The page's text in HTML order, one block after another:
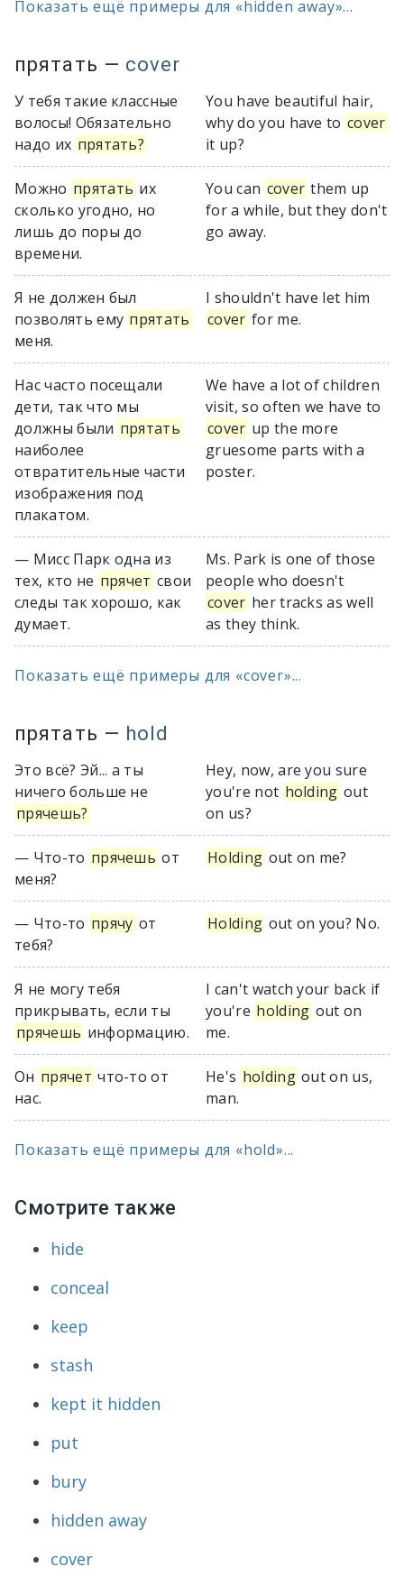
Показать ещё примеры для «hidden away»...
прятать — cover
У тебя такие классные
волосы! Обязательно
надо их прятать?
You have beautiful hair,
why do you have to cover
it up?
Можно прятать их
сколько угодно, но
лишь до поры до
времени.
You can cover them up
for a while, but they don't
go away.
Я не должен был
позволять ему прятать
меня.
I shouldn't have let him
cover for me.
Нас часто посещали
дети, так что мы
должны были прятать
наиболее
отвратительные части
изображения под
плакатом.
We have a lot of children
visit, so often we have to
cover up the more
gruesome parts with a
poster.
— Мисс Парк одна из
тех, кто не прячет свои
следы так хорошо, как
думает.
Ms. Park is one of those
people who doesn't
cover her tracks as well
as they think.
Показать ещё примеры для «cover»...
прятать — hold
Это всё? Эй... а ты
ничего больше не
прячешь?
Hey, now, are you sure
you're not holding out
on us?
— Что-то прячешь от
меня?
Holding out on me?
— Что-то прячу от
тебя?
Holding out on you? No.
Я не могу тебя
прикрывать, если ты
прячешь информацию.
I can't watch your back if
you're holding out on
me.
Он прячет что-то от
нас.
He's holding out on us,
man.
Показать ещё примеры для «hold»...
Смотрите также
hide
conceal
keep
stash
kept it hidden
put
bury
hidden away
cover